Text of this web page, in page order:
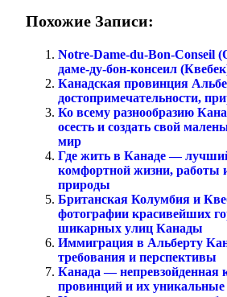
Похожие Записи:
Notre-Dame-du-Bon-Conseil
даме-ду-бон-консеил
Канадская провинция
достопримечательности,
Ко всему разнообразию
осесть и создать свой
мир
Где жить в Канаде —
комфортной жизни, работы
природы
Британская Колумбия и
фотографии красивейших
шикарных улиц Канады
Иммиграция в Альберту
требования и перспективы
Канада — непревзойденная
провинций и их уникальные